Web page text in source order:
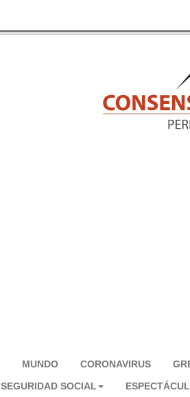
MUNDO CORONAVIRUS
SEGURIDAD SOCIAL